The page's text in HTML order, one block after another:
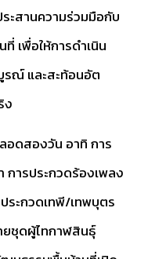
ะสานความร่วมมือกับ
เพื่อให้การดำเนิน
รณ์ และสะท้อนอัต
ง
อดสองวัน อาทิ การ
ารประกวดร้องเพลง
ระกวดเทพี/เทพบุตร
ชุดผู้ไทกาฬสินธุ์